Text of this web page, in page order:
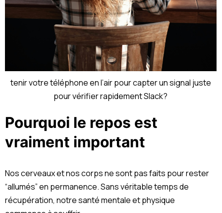
tenir votre téléphone en l’air pour capter un signal juste
pour vérifier rapidement Slack?
Pourquoi le repos est
vraiment important
Nos cerveaux et nos corps ne sont pas faits pour rester
“allumés” en permanence. Sans véritable temps de
récupération, notre santé mentale et physique